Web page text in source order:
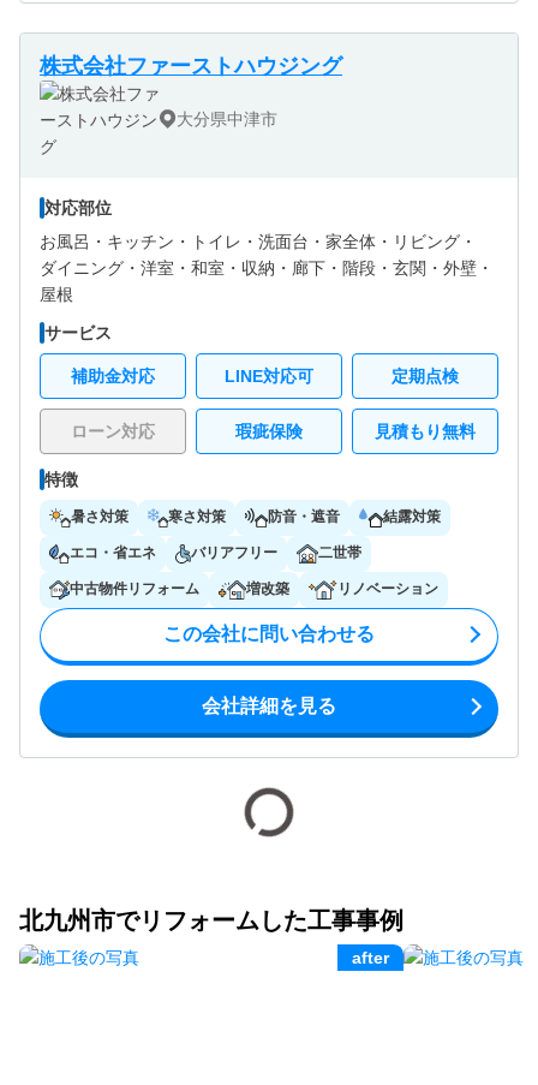
株式会社ファーストハウジング
大分県中津市
対応部位
お風呂・ キッチン・ トイレ・ 洗面台・ 家全体・ リビング・
ダイニング・ 洋室・ 和室・ 収納・ 廊下・ 階段・ 玄関・ 外壁・
屋根
サービス
補助金対応 LINE対応可 定期点検
ローン対応 瑕疵保険 見積もり無料
特徴
暑さ対策 寒さ対策 防音・遮音 結露対策
エコ・省エネ バリアフリー 二世帯
中古物件リフォーム 増改築 リノベーション
この会社に問い合わせる
会社詳細を見る
北九州市でリフォームした工事事例
after